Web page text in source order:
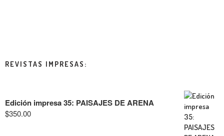
REVISTAS IMPRESAS:
Edición impresa 35: PAISAJES DE ARENA
$350.00